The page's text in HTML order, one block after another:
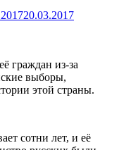
20.03.2017
граждан из-за
выборы,
этой страны.
сотни лет, и её